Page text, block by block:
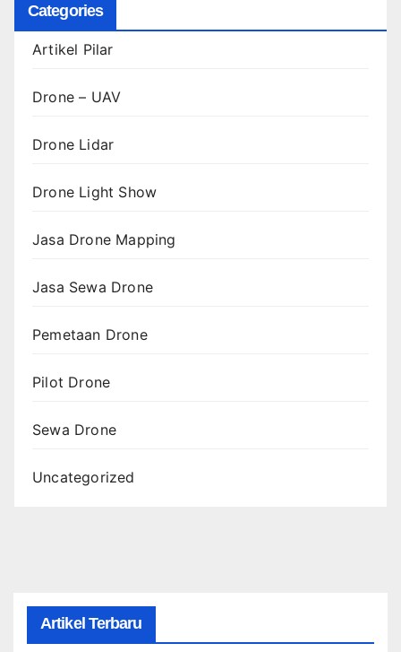
Categories
Artikel Pilar
Drone – UAV
Drone Lidar
Drone Light Show
Jasa Drone Mapping
Jasa Sewa Drone
Pemetaan Drone
Pilot Drone
Sewa Drone
Uncategorized
Artikel Terbaru